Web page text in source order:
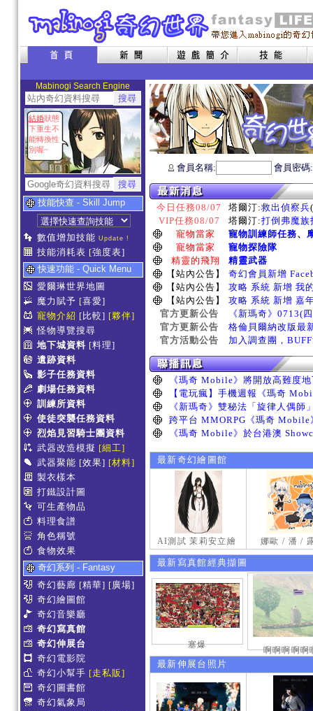
Mabinogi Search Engine
結婚狀態
下重生不
能轉換性
別喔~
技能快查 - Skill Jump
數值增加技能 Update !
技能消耗表 [強度表]
快速功能 - Quick Menu
愛爾琳世界地圖
魔力賦予 [喜愛]
寵物介紹 [比較] [夥伴]
怪物導覽搜尋
地下城資料 [料理]
遺跡資料
影子任務資料
劇場任務資料
訓練所資料
使徒突襲任務資料
烈焰見習騎士團資料
武器改造模擬 [細工]
武器聚能 [效果] [材料]
製衣樣本
打鐵設計圖
可生產物品
料理食譜
角色稱號
食物效果
奇幻系列 - Fantasy
奇幻藝廊 [精華] [廣場]
奇幻繪圖館
奇幻音樂廳
奇幻寫真館
奇幻伸展台
奇幻電影院
奇幻小幫手 [走私販]
奇幻圖書館
奇幻氣象局
會員名稱: 會員密
今日任務08/07 塔爾汀:救出偵察兵
VIP任務08/07
塔爾汀:打倒弗魔
寵物當家
寵物訓練師任務、
寵物當家
寵物探險隊
精靈的飛翔
精靈武器
【站內公告】
奇幻會員新增
【站內公告】
攻略 系統 新增 我
【站內公告】
攻略 系統 新增 嘉
官方更新公告
《新瑪奇》0713(
官方更新公告
格倫貝爾納改版最
官方活動公告
加入調查團，
最新奇幻繪圖館
AI測試 茉莉安立繪 娜歐 / 潘 /
最新寫真館經典擷圖
塞爆
啊啊啊啊啊
最新伸展台照片